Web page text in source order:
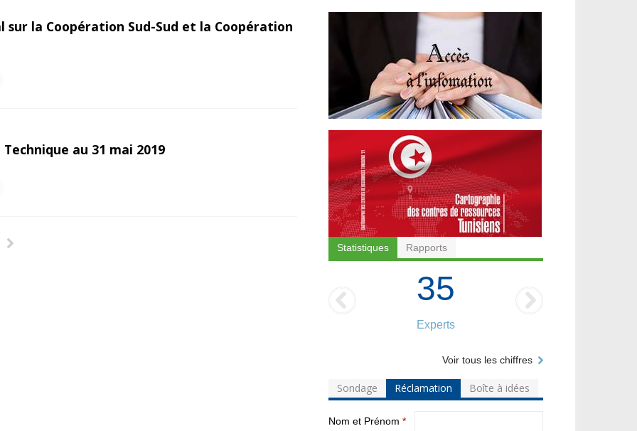
sur la Coopération Sud-Sud et la Coopération
au 31 mai 2019
Statistiques Rapports
35
Experts
Voir tous les chiffres
Sondage Réclamation Boîte à idées
Nom et Prénom *